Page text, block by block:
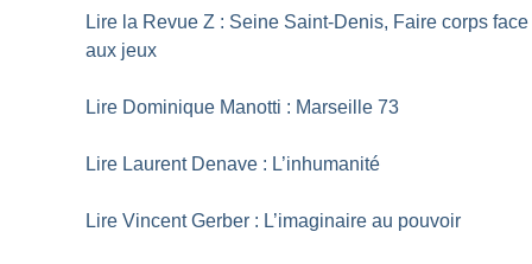
Lire la Revue Z : Seine Saint-Denis, Faire corps face
aux jeux
Lire Dominique Manotti : Marseille 73
Lire Laurent Denave : L’inhumanité
Lire Vincent Gerber : L’imaginaire au pouvoir